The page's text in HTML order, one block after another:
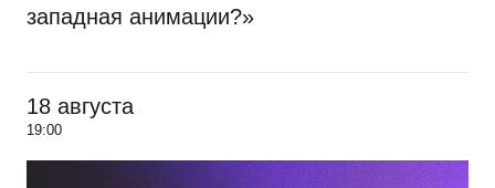
западная анимации?»
18 августа
19:00